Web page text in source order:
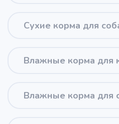
Сухие корма для
Влажные корма для
Влажные корма для